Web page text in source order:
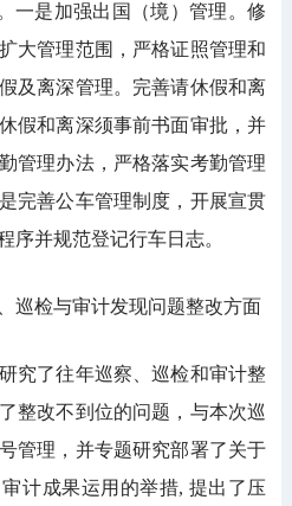
是加强出国（境）管理。修
大管理范围，严格证照管理和
及离深管理。完善请休假和离
假和离深须事前书面审批，并
管理办法，严格落实考勤管理
完善公车管理制度，开展宣贯
序并规范登记行车日志。
检与审计发现问题整改方面
了往年巡察、巡检和审计整
整改不到位的问题，与本次巡
管理，并专题研究部署了关于
计成果运用的举措, 提出了压